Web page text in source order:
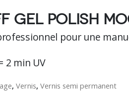
gel polish
pour une
2 min UV
,Vernis,Vernis semi permanent